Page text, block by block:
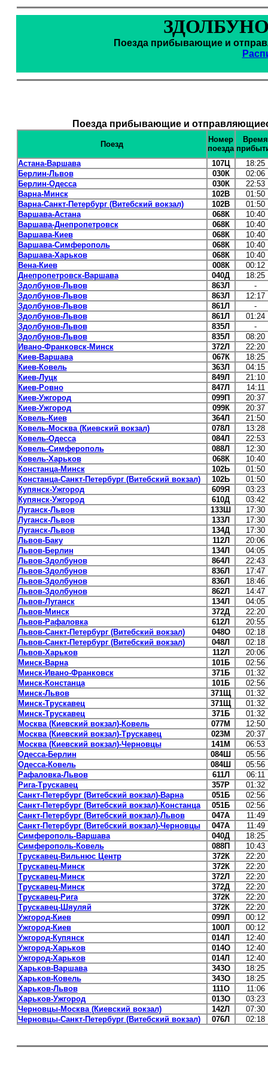
Поезда прибывающие и
Поезда прибывающие и
Поезд
Номер
поезда
Время
Астана-Варшава
107Ц
18:25
Берлин-Львов
030К
02:06
Берлин-Одесса
030К
22:53
Варна-Минск
102В
01:50
Варна-Санкт-Петербург (Витебский вокзал)
102В
01:50
Варшава-Астана
068К
10:40
Варшава-Днепропетровск
068К
10:40
Варшава-Киев
068К
10:40
Варшава-Симферополь
068К
10:40
Варшава-Харьков
068К
10:40
Вена-Киев
008К
00:12
Днепропетровск-Варшава
040Д
18:25
Здолбунов-Львов
863Л
-
Здолбунов-Львов
863Л
12:17
Здолбунов-Львов
861Л
-
Здолбунов-Львов
861Л
01:24
Здолбунов-Львов
835Л
-
Здолбунов-Львов
835Л
08:20
Ивано-Франковск-Минск
372Л
22:20
Киев-Варшава
067К
18:25
Киев-Ковель
363Л
04:15
Киев-Луцк
849Л
21:10
Киев-Ровно
847Л
14:11
Киев-Ужгород
099П
20:37
Киев-Ужгород
099К
20:37
Ковель-Киев
364Л
21:50
Ковель-Москва (Киевский вокзал)
078Л
13:28
Ковель-Одесса
084Л
22:53
Ковель-Симферополь
088Л
12:30
Ковель-Харьков
068К
10:40
Констанца-Минск
102Ь
01:50
Констанца-Санкт-Петербург (Витебский вокзал)
102Ь
01:50
Купянск-Ужгород
609Я
03:23
Купянск-Ужгород
610Д
03:42
Луганск-Львов
133Ш
17:30
Луганск-Львов
133Л
17:30
Луганск-Львов
134Д
17:30
Львов-Баку
112Л
20:06
Львов-Берлин
134Л
04:05
Львов-Здолбунов
864Л
22:43
Львов-Здолбунов
836Л
17:47
Львов-Здолбунов
836Л
18:46
Львов-Здолбунов
862Л
14:47
Львов-Луганск
134Л
04:05
Львов-Минск
372Д
22:20
Львов-Рафаловка
612Л
20:55
Львов-Санкт-Петербург (Витебский вокзал)
048О
02:18
Львов-Санкт-Петербург (Витебский вокзал)
048Л
02:18
Львов-Харьков
112Л
20:06
Минск-Варна
101Б
02:56
Минск-Ивано-Франковск
371Б
01:32
Минск-Констанца
101Б
02:56
Минск-Львов
371Щ
01:32
Минск-Трускавец
371Щ
01:32
Минск-Трускавец
371Б
01:32
Москва (Киевский вокзал)-Ковель
077М
12:50
Москва (Киевский вокзал)-Трускавец
023М
20:37
Москва (Киевский вокзал)-Черновцы
141М
06:53
Одесса-Берлин
084Ш
05:56
Одесса-Ковель
084Ш
05:56
Рафаловка-Львов
611Л
06:11
Рига-Трускавец
357Р
01:32
Санкт-Петербург (Витебский вокзал)-Варна
051Б
02:56
Санкт-Петербург (Витебский вокзал)-Констанца
051Б
02:56
Санкт-Петербург (Витебский вокзал)-Львов
047А
11:49
Санкт-Петербург (Витебский вокзал)-Черновцы
047А
11:49
Симферополь-Варшава
040Д
18:25
Симферополь-Ковель
088П
10:43
Трускавец-Вильнюс Центр
372К
22:20
Трускавец-Минск
372К
22:20
Трускавец-Минск
372Л
22:20
Трускавец-Минск
372Д
22:20
Трускавец-Рига
372К
22:20
Трускавец-Шяуляй
372К
22:20
Ужгород-Киев
099Л
00:12
Ужгород-Киев
100Л
00:12
Ужгород-Купянск
014Л
12:40
Ужгород-Харьков
014О
12:40
Ужгород-Харьков
014Л
12:40
Харьков-Варшава
343О
18:25
Харьков-Ковель
343О
18:25
Харьков-Львов
111О
11:06
Харьков-Ужгород
013О
03:23
Черновцы-Москва (Киевский вокзал)
142Л
07:30
Черновцы-Санкт-Петербург (Витебский вокзал)
076Л 02:18